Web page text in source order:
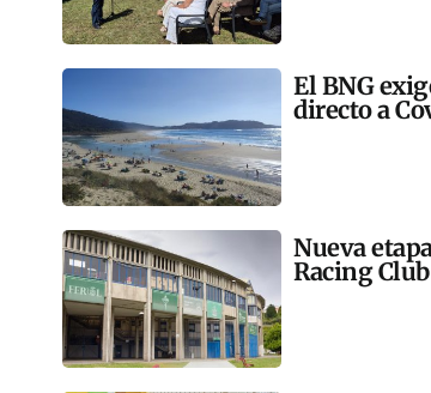
El BNG
directo a
Nueva
Racing